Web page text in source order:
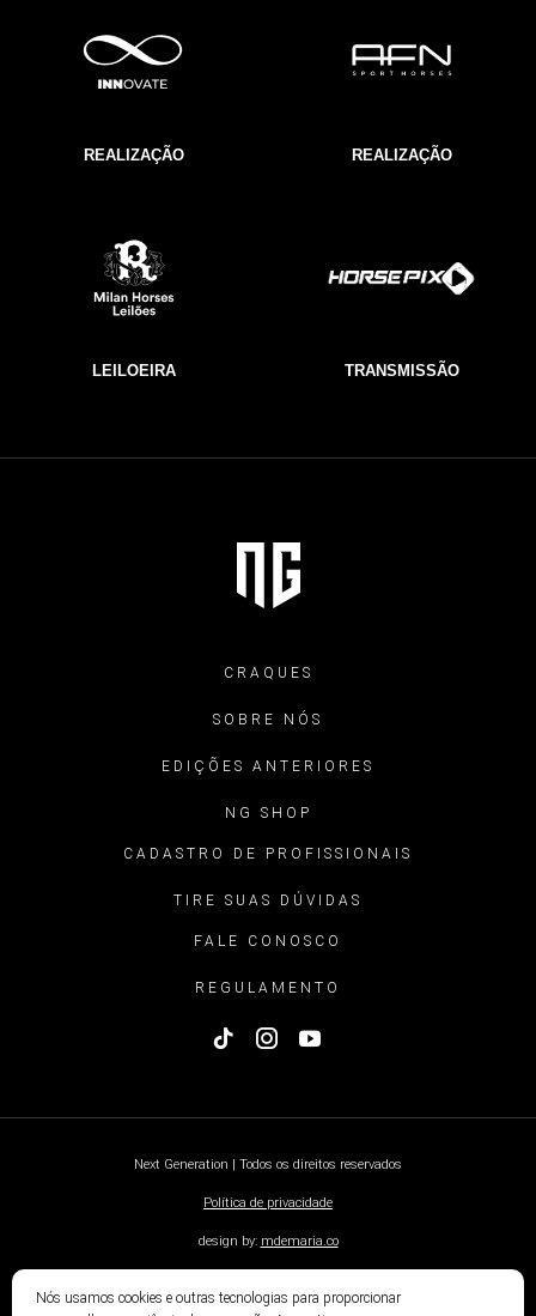
REALIZAÇÃO REALIZAÇÃO
LEILOEIRA TRANSMISSÃO
CRAQUES
SOBRE NÓS
EDIÇÕES ANTERIORES
NG SHOP
CADASTRO DE PROFISSIONAIS
TIRE SUAS DÚVIDAS
FALE CONOSCO
REGULAMENTO
Next Generation | Todos os direitos reservados
Política de privacidade
design by: mdemaria.co
Nós usamos cookies e outras tecnologias para proporcionar